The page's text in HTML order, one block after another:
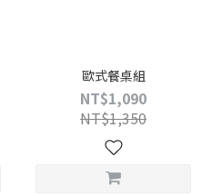
歐式餐桌組
NT$1,090
NT$1,350